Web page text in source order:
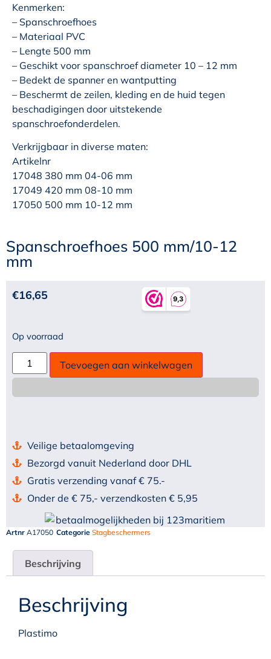
Kenmerken:
– Spanschroefhoes
– Materiaal PVC
– Lengte 500 mm
– Geschikt voor spanschroef diameter 10 – 12 mm
– Bedekt de spanner en wantputting
– Beschermt de zeilen, kleding en de huid tegen
beschadigingen door uitstekende
spanschroefonderdelen.
Verkrijgbaar in diverse maten:
Artikelnr
17048 380 mm 04-06 mm
17049 420 mm 08-10 mm
17050 500 mm 10-12 mm
Spanschroefhoes 500 mm/10-12
mm
€16,65
Op voorraad
Toevoegen aan winkelwagen
Veilige betaalomgeving
Bezorgd vanuit Nederland door DHL
Gratis verzending vanaf € 75.-
Onder de € 75,- verzendkosten € 5,95
Artnr A17050 Categorie Stagbeschermers
Beschrijving
Beschrijving
Plastimo